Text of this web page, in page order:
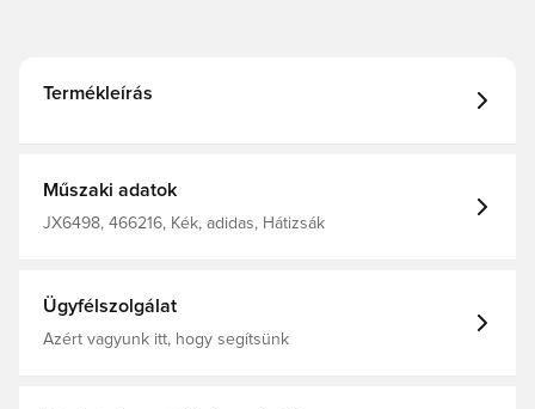
Termékleírás
Műszaki adatok
JX6498, 466216, Kék, adidas, Hátizsák
Ügyfélszolgálat
Azért vagyunk itt, hogy segítsünk